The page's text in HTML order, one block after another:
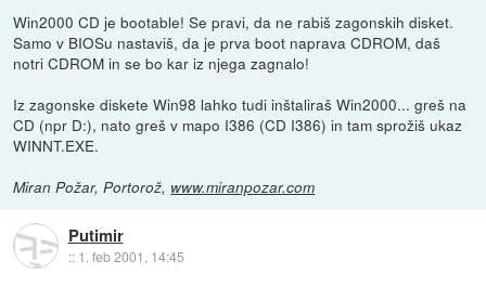
Win2000 CD je bootable! Se pravi, da ne rabiš zagonskih disket.
Samo v BIOSu nastaviš, da je prva boot naprava CDROM, daš
notri CDROM in se bo kar iz njega zagnalo!
Iz zagonske diskete Win98 lahko tudi inštaliraš Win2000... greš na
CD (npr D:), nato greš v mapo I386 (CD I386) in tam sprožiš ukaz
WINNT.EXE.
Miran Požar, Portorož, www.miranpozar.com
Putimir
:: 1. feb 2001, 14:45